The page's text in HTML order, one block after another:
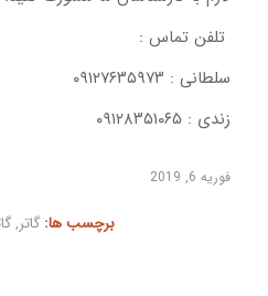
تلفن تماس :
سلطانی : ۰۹۱۲۷۶۳۵۹۷۳
زندی : ۰۹۱۲۸۳۵۱۰۶۵
فوریه 6, 2019
برچسب ها: گاتر,